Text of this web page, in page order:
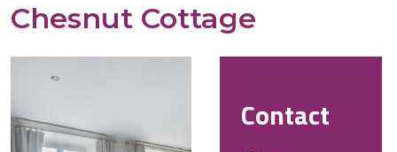
Chesnut Cottage
Contact